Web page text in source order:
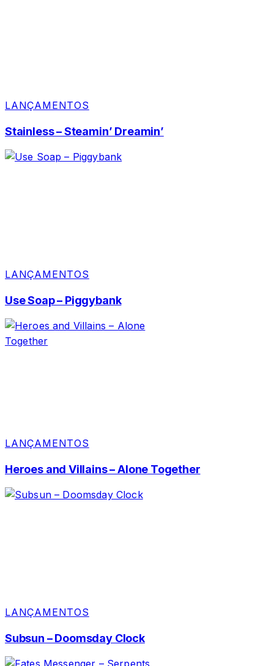
LANÇAMENTOS
Stainless – Steamin’ Dreamin’
LANÇAMENTOS
Use Soap – Piggybank
LANÇAMENTOS
Heroes and Villains – Alone Together
LANÇAMENTOS
Subsun – Doomsday Clock